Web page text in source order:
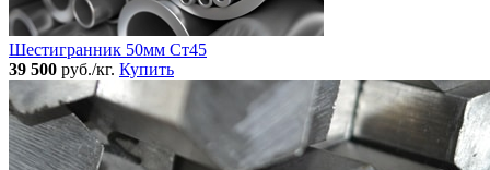
Шестигранник 50мм Ст45
39 500 руб./кг. Купить